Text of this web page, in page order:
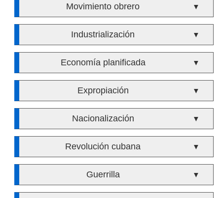
Movimiento obrero ▼
Industrialización ▼
Economía planificada ▼
Expropiación ▼
Nacionalización ▼
Revolución cubana ▼
Guerrilla ▼